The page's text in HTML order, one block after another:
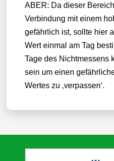
ABER: Da dieser
Verbindung mit einem
gefährlich ist, sollte hier
Wert einmal am Tag
Tage des Nichtmessens
sein um einen
Wertes zu ‚verpassen‘.